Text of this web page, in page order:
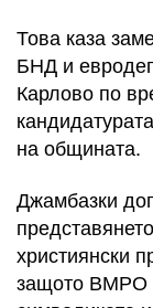
Това каза
БНД и
Карлово по
на общината.
Джамбазки
християнски
защото ВМРО